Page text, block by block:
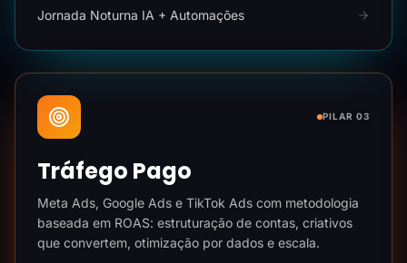
Jornada Noturna IA + Automações
PILAR 03
Tráfego Pago
Meta Ads, Google Ads e TikTok Ads com metodologia
baseada em ROAS: estruturação de contas, criativos
que convertem, otimização por dados e escala.